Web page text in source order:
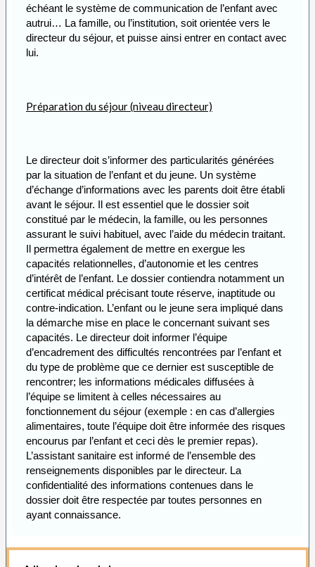
échéant le système de communication de l’enfant avec
autrui… La famille, ou l’institution, soit orientée vers le
directeur du séjour, et puisse ainsi entrer en contact avec
lui.
Préparation du séjour (niveau directeur)
Le directeur doit s’informer des particularités générées
par la situation de l’enfant et du jeune. Un système
d’échange d’informations avec les parents doit être établi
avant le séjour. Il est essentiel que le dossier soit
constitué par le médecin, la famille, ou les personnes
assurant le suivi habituel, avec l’aide du médecin traitant.
Il permettra également de mettre en exergue les
capacités relationnelles, d’autonomie et les centres
d’intérêt de l’enfant. Le dossier contiendra notamment un
certificat médical précisant toute réserve, inaptitude ou
contre-indication. L’enfant ou le jeune sera impliqué dans
la démarche mise en place le concernant suivant ses
capacités. Le directeur doit informer l’équipe
d’encadrement des difficultés rencontrées par l’enfant et
du type de problème que ce dernier est susceptible de
rencontrer; les informations médicales diffusées à
l’équipe se limitent à celles nécessaires au
fonctionnement du séjour (exemple : en cas d’allergies
alimentaires, toute l’équipe doit être informée des risques
encourus par l’enfant et ceci dès le premier repas).
L’assistant sanitaire est informé de l’ensemble des
renseignements disponibles par le directeur. La
confidentialité des informations contenues dans le
dossier doit être respectée par toutes personnes en
ayant connaissance.